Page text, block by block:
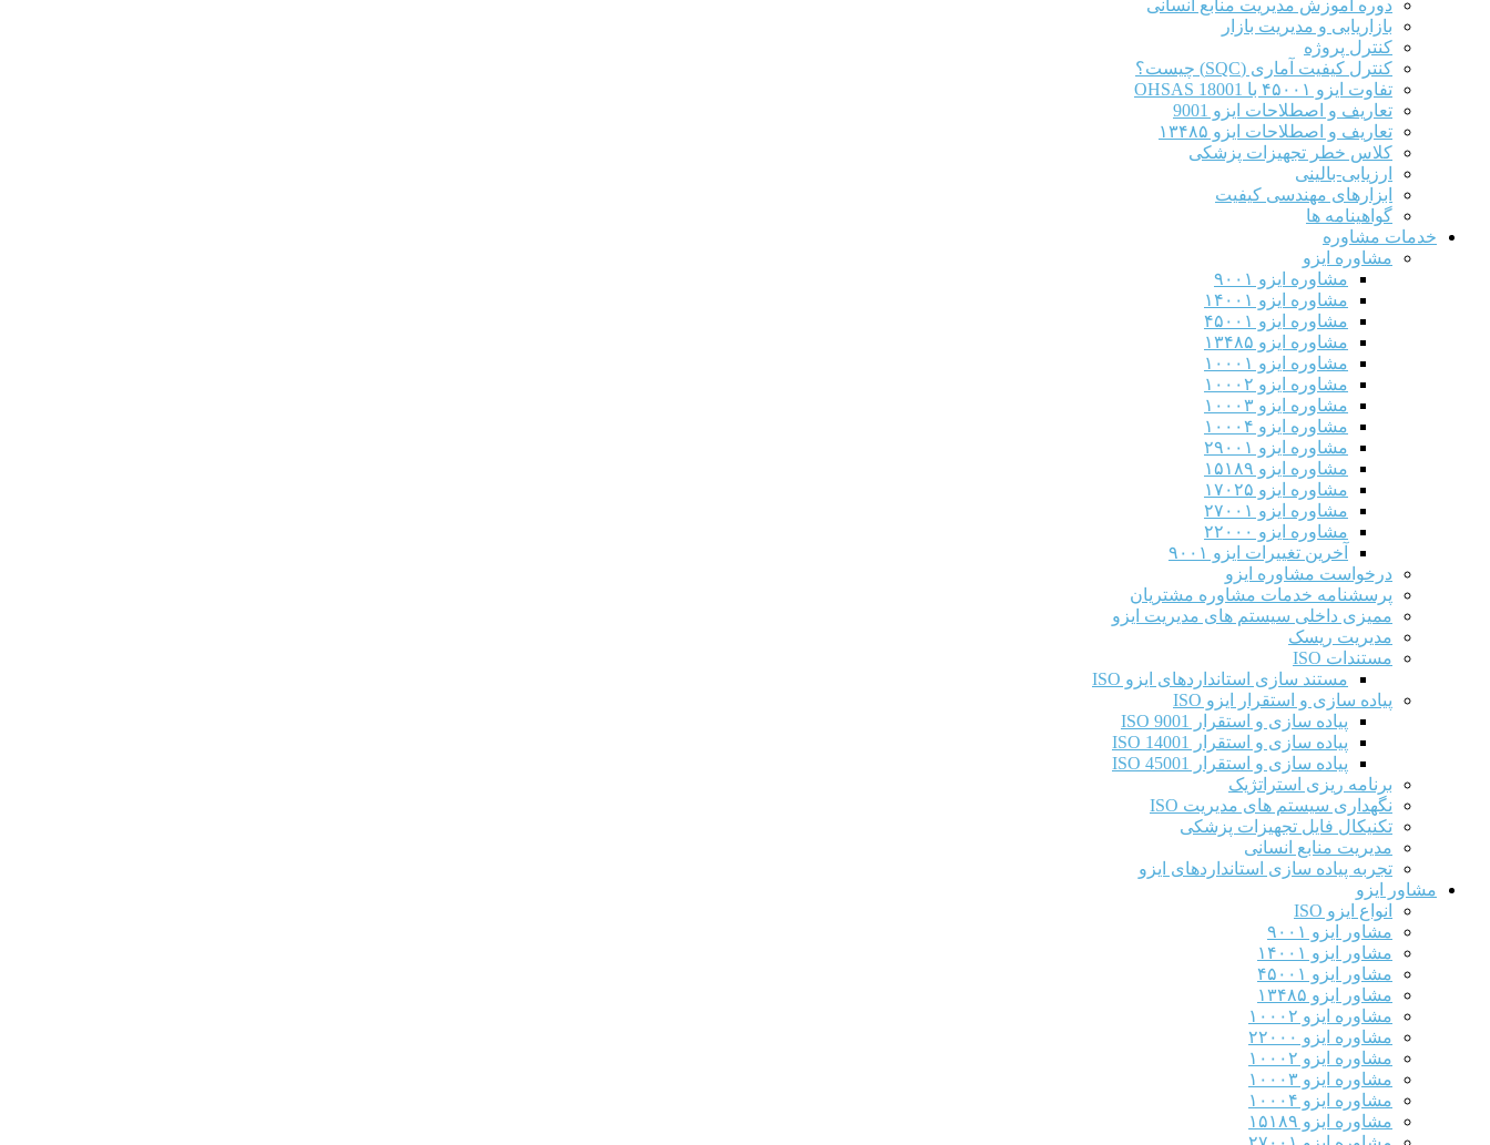
دوره آموزش مدیریت منابع انسانی
بازاریابی و مدیریت بازار
کنترل پروژه
کنترل کیفیت آماری (SQC) چیست؟
تفاوت ایزو ۴۵۰۰۱ با OHSAS 18001
تعاریف و اصطلاحات ایزو 9001
تعاریف و اصطلاحات ایزو ۱۳۴۸۵
کلاس خطر تجهیزات پزشکی
ارزیابی-بالینی
ابزارهای مهندسی کیفیت
گواهینامه ها
خدمات مشاوره
مشاوره ایزو
مشاوره ایزو ۹۰۰۱
مشاوره ایزو ۱۴۰۰۱
مشاوره ایزو ۴۵۰۰۱
مشاوره ایزو ۱۳۴۸۵
مشاوره ایزو ۱۰۰۰۱
مشاوره ایزو ۱۰۰۰۲
مشاوره ایزو ۱۰۰۰۳
مشاوره ایزو ۱۰۰۰۴
مشاوره ایزو ۲۹۰۰۱
مشاوره ایزو ۱۵۱۸۹
مشاوره ایزو ۱۷۰۲۵
مشاوره ایزو ۲۷۰۰۱
مشاوره ایزو ۲۲۰۰۰
آخرین تغییرات ایزو ۹۰۰۱
درخواست مشاوره ایزو
پرسشنامه خدمات مشاوره مشتریان
ممیزی داخلی سیستم های مدیریت ایزو
مدیریت ریسک
مستندات ISO
مستند سازی استانداردهای ایزو ISO
پیاده سازی و استقرار ایزو ISO
پیاده سازی و استقرار ISO 9001​
پیاده سازی و استقرار ISO 14001
پیاده سازی و استقرار ISO 45001
برنامه ریزی استراتژیک
نگهداری سیستم های مدیریت ISO
تکنیکال فایل تجهیزات پزشکی
مدیریت منابع انسانی
تجربه پیاده سازی استانداردهای ایزو
مشاور ایزو
انواع ایزو ISO
مشاور ایزو ۹۰۰۱
مشاور ایزو ۱۴۰۰۱
مشاور ایزو ۴۵۰۰۱
مشاور ایزو ۱۳۴۸۵
مشاوره ایزو ۱۰۰۰۲
مشاوره ایزو ۲۲۰۰۰
مشاوره ایزو ۱۰۰۰۲
مشاوره ایزو ۱۰۰۰۳
مشاوره ایزو ۱۰۰۰۴
مشاوره ایزو ۱۵۱۸۹